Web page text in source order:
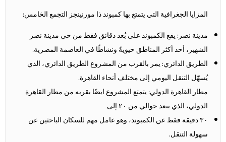
المزايا الجغرافية التي يتمتع بها كمبوند ذا مورنينجز التجمع الخامس:
مدينة نصر: يقع الكمبوند على بُعد دقائق فقط من حي مدينة نصر
الشهير، أحد أكثر المناطق حيويةً ونشاطًا في العاصمة المصرية.
الطريق الدائري: يمر بالقرب من المشروع الطريق الدائري، الذي
يُسهّل التنقل اليومي إلى مختلف أنحاء القاهرة.
مطار القاهرة الدولي: يتمتع المشروع ايضًا بقربه من مطار القاهرة
الدولي، الذي يبعد حوالي من ٢٠ إلى
٣٠ دقيقة فقط عن الكمبوند، وهو عامل مهم للسكان الباحثين عن
سهولة التنقل.